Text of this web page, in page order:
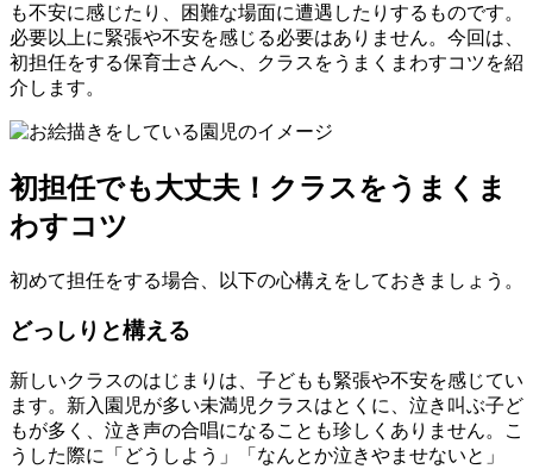
も不安に感じたり、困難な場面に遭遇したりするものです。
必要以上に緊張や不安を感じる必要はありません。今回は、
初担任をする保育士さんへ、クラスをうまくまわすコツを紹
介します。
初担任でも大丈夫！クラスをうまくま
わすコツ
初めて担任をする場合、以下の心構えをしておきましょう。
どっしりと構える
新しいクラスのはじまりは、子どもも緊張や不安を感じてい
ます。新入園児が多い未満児クラスはとくに、泣き叫ぶ子ど
もが多く、泣き声の合唱になることも珍しくありません。こ
うした際に「どうしよう」「なんとか泣きやませないと」